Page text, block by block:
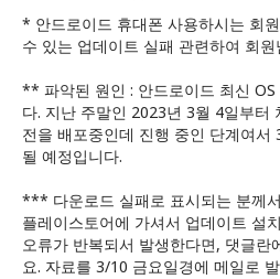
* 안드로이드 휴대폰 사용하시는 회
수 있는 업데이트 실패 관련하여 회
** 파악된 원인 : 안드로이드 최신
다. 지난 주말인 2023년 3월 4일부터
전을 배포중인데 진행 중인 단계여서
될 예정입니다.
*** 다운로드 실패로 표시되는 분께
플레이스토어에 가셔서 업데이트 설
오류가 반복되서 발생한다면, 댓글란
요. 자료를 3/10 금요일경에 메일로